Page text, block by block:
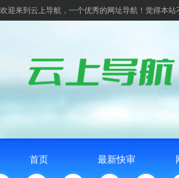
欢迎来到云上导航，一个优秀的网址导航！觉得本
首页 最新快审